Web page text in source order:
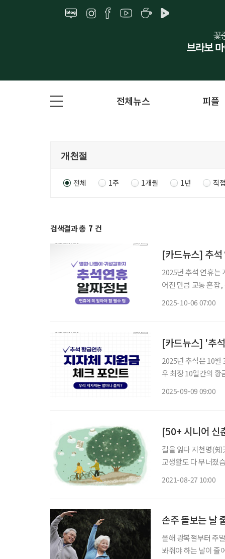
전체뉴스 피플
전체 1주 1개월 1년 직
검색결과 총 7 건
[카드뉴스] 추
2025년 추석 연휴는
어진 만큼 교통 혼잡
2025-10-06 07:00
[카드뉴스] '추
2025년 추석은 10월
우 최장 10일간의 황
2025-09-09 09:00
[50+ 시니어 신
길을 잃다 지천명(知
교생활도 다 무너졌
2021-08-27 10:00
손주 돌보는 날
올해 광복절부터 주
봐줘야 하는 날이 줄